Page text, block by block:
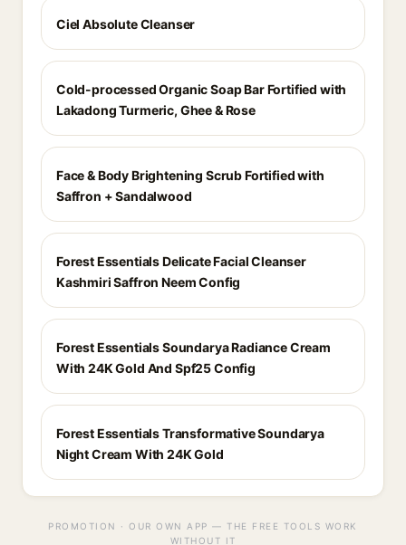
Ciel Absolute Cleanser
Cold-processed Organic Soap Bar Fortified with
Lakadong Turmeric, Ghee & Rose
Face & Body Brightening Scrub Fortified with
Saffron + Sandalwood
Forest Essentials Delicate Facial Cleanser
Kashmiri Saffron Neem Config
Forest Essentials Soundarya Radiance Cream
With 24K Gold And Spf25 Config
Forest Essentials Transformative Soundarya
Night Cream With 24K Gold
PROMOTION · OUR OWN APP — THE FREE TOOLS WORK
WITHOUT IT